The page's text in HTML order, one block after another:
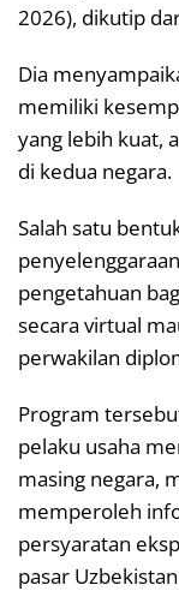
2026), dikutip
Dia
memiliki
yang lebih kuat,
di kedua negara.
Salah satu
pengetahuan
secara virtual
perwakilan
Program
pelaku usaha
masing negara,
memperoleh
persyaratan
pasar